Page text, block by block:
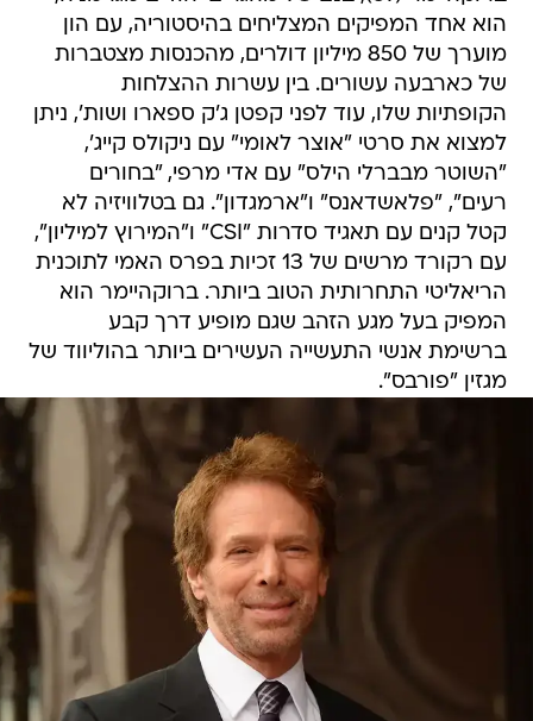
הוא אחד המפיקים המצליחים בהיסטוריה, עם הון
מוערך של 850 מיליון דולרים, מהכנסות מצטברות
של כארבעה עשורים. בין עשרות ההצלחות
הקופתיות שלו, עוד לפני קפטן ג'ק ספארו ושות', ניתן
למצוא את סרטי "אוצר לאומי" עם ניקולס קייג',
"השוטר מבברלי הילס" עם אדי מרפי, "בחורים
רעים", "פלאשדאנס" ו"ארמגדון". גם בטלוויזיה לא
קטל קנים עם תאגיד סדרות "CSI" ו"המירוץ למיליון",
עם רקורד מרשים של 13 זכיות בפרס האמי לתוכנית
הריאליטי התחרותית הטוב ביותר. ברוקהיימר הוא
המפיק בעל מגע הזהב שגם מופיע דרך קבע
ברשימת אנשי התעשייה העשירים ביותר בהוליווד של
מגזין "פורבס".